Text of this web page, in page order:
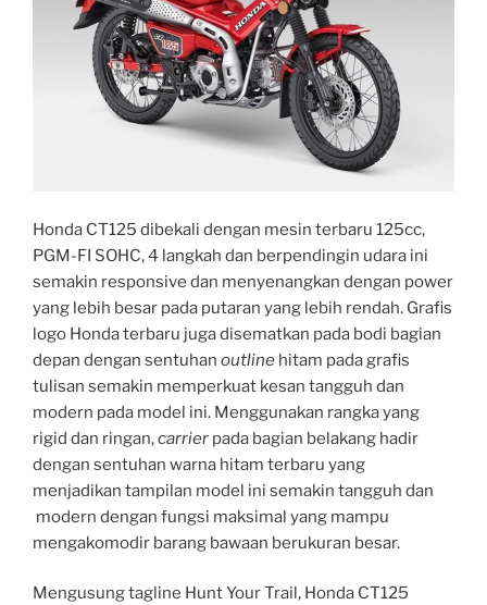
Honda CT125 dibekali dengan mesin terbaru 125cc,
PGM-FI SOHC, 4 langkah dan berpendingin udara ini
semakin responsive dan menyenangkan dengan power
yang lebih besar pada putaran yang lebih rendah. Grafis
logo Honda terbaru juga disematkan pada bodi bagian
depan dengan sentuhan outline hitam pada grafis
tulisan semakin memperkuat kesan tangguh dan
modern pada model ini. Menggunakan rangka yang
rigid dan ringan,carrier pada bagian belakang hadir
dengan sentuhan warna hitam terbaru yang
menjadikan tampilan model ini semakin tangguh dan
modern dengan fungsi maksimal yang mampu
mengakomodir barang bawaan berukuran besar.
Mengusung tagline Hunt Your Trail, Honda CT125